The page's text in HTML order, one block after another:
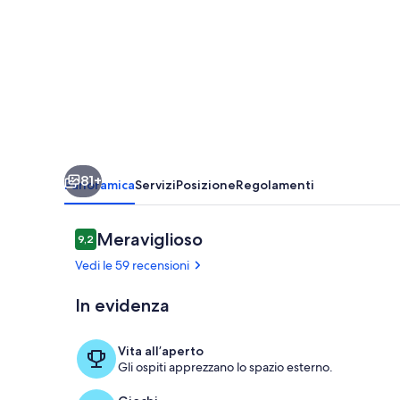
terrazza.
81+
PanoramicaServiziPosizioneRegolamenti
Recensioni
9,29,2 su 10
Meraviglioso
Vedi le 59 recensioni
In evidenza
Vita all’aperto
Gli ospiti apprezzano lo spazio esterno.